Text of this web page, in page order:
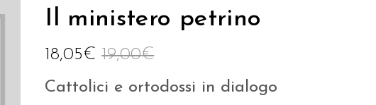
Il ministero petrino
19,00€
18,05€
Cattolici e ortodossi in dialogo